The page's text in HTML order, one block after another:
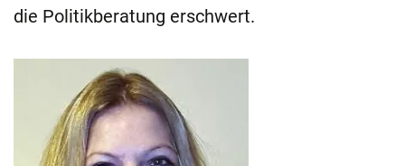
die Politikberatung erschwert.